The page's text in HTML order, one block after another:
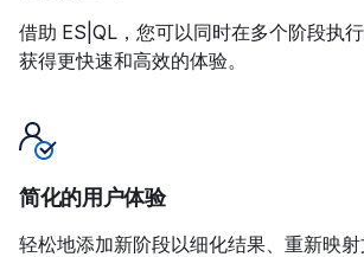
借助 ES|QL，您可以同时在多个阶段执
获得更快速和高效的体验。
简化的用户体验
轻松地添加新阶段以细化结果、重新映